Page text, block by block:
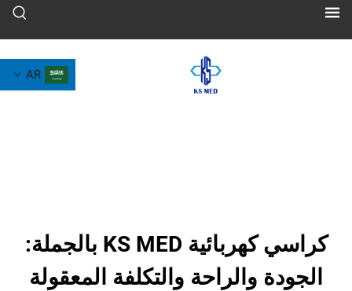
كراسي كهربائية KS MED بالجملة:
والراحة والتكلفة المعقولة